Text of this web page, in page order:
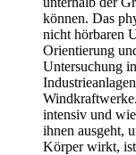
können. Das
nicht hörbaren
Orientierung
Untersuchung
intensiv und
ihnen ausgeht,
Körper wirkt,